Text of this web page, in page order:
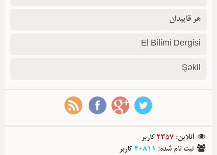
هر قاپیدان
El Bilimi Dergisi
Şəkil
آنلاین:
2357 کاربر
ثبت نام شده:
40811 کاربر